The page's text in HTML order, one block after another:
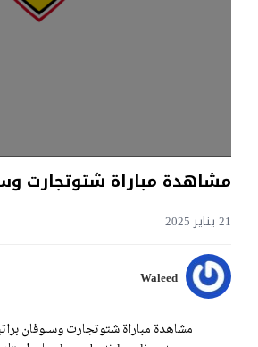
مشاهدة مباراة شتوتجارت وسلوفان
21 يناير 2025
Waleed